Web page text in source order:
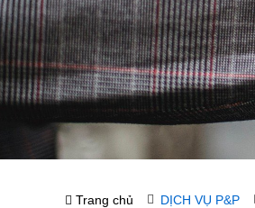
Trang chủ DỊCH VỤ P&P